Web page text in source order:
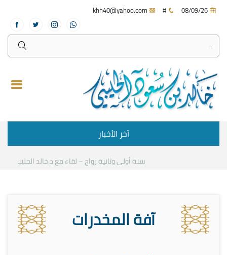
#
آخر الأخبار
سنة أولى وثانية زواج – لقاء مع د.خالد الحليبي كيف
آفة المخدرات